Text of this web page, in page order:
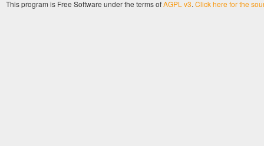
This program is Free Software under the terms ofAGPL v3. Click here for the